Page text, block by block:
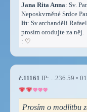
Jana Rita Anna: Sv.
Neposkvrněné Srdce
lit: Sv.archanděli
prosím orodujte za něj.
: ♡
č.11161 IP: ...236.59 •
Prosím o modlitbu